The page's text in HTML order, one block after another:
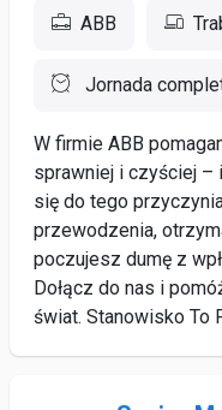
ABB
Jornada
W firmie ABB
sprawniej i czyściej –
się do tego
przewodzenia,
poczujesz dumę z
Dołącz do nas i
świat. Stanowisko To